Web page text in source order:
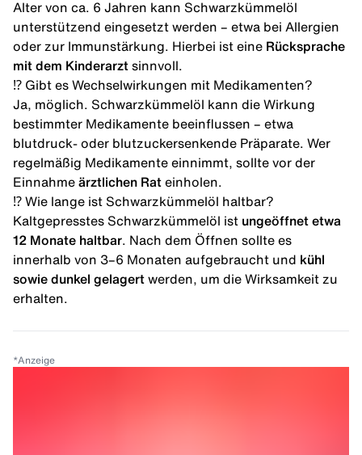
Alter von ca. 6 Jahren kann Schwarzkümmelöl
unterstützend eingesetzt werden – etwa bei Allergien
oder zur Immunstärkung. Hierbei ist eine Rücksprache
mit dem Kinderarzt sinnvoll.
⁉️ Gibt es Wechselwirkungen mit Medikamenten?
Ja, möglich. Schwarzkümmelöl kann die Wirkung
bestimmter Medikamente beeinflussen – etwa
blutdruck- oder blutzuckersenkende Präparate. Wer
regelmäßig Medikamente einnimmt, sollte vor der
Einnahme ärztlichen Rat einholen.
⁉️ Wie lange ist Schwarzkümmelöl haltbar?
Kaltgepresstes Schwarzkümmelöl ist ungeöffnet etwa
12 Monate haltbar . Nach dem Öffnen sollte es
innerhalb von 3–6 Monaten aufgebraucht und kühl
sowie dunkel gelagert werden, um die Wirksamkeit zu
erhalten.
*Anzeige